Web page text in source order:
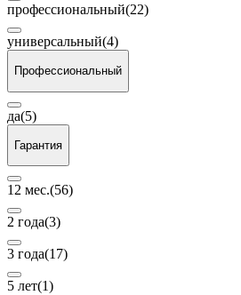
профессиональный(22)
универсальный(4)
Профессиональный
да(5)
Гарантия
12 мес.(56)
2 года(3)
3 года(17)
5 лет(1)